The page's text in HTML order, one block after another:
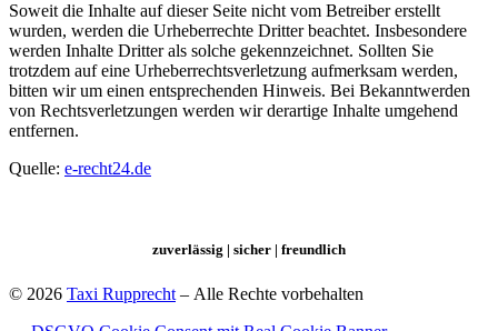
Soweit die Inhalte auf dieser Seite nicht vom Betreiber erstellt
wurden, werden die Urheberrechte Dritter beachtet. Insbesondere
werden Inhalte Dritter als solche gekennzeichnet. Sollten Sie
trotzdem auf eine Urheberrechtsverletzung aufmerksam werden,
bitten wir um einen entsprechenden Hinweis. Bei Bekanntwerden
von Rechtsverletzungen werden wir derartige Inhalte umgehend
entfernen.
Quelle: e-recht24.de
zuverlässig | sicher | freundlich
© 2026 Taxi Rupprecht – Alle Rechte vorbehalten